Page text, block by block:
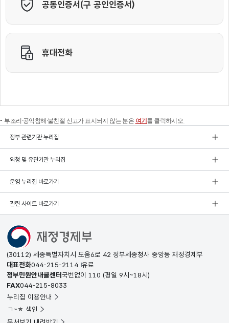
부조리·공익침해·불친절 신고가 표시되지 않는 분은 여기 를 클릭하시오.
정부 관련기관 누리집
외청 및 유관기관 누리집
운영 누리집 바로가기
관련 사이트 바로가기
(30112) 세종특별자치시 도움6로 42 정부세종청사 중앙동 재정경제부
대표전화044-215-2114 유료
정부민원안내콜센터국번없이 110 (평일 9시~18시)
FAX044-215-8033
누리집 이용안내
ㄱ~ㅎ 색인